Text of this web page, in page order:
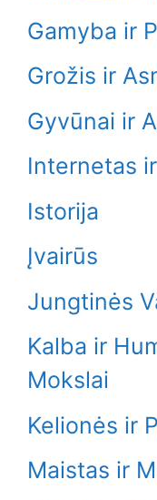
Gamyba ir
Grožis ir
Gyvūnai ir
Internetas
Istorija
Įvairūs
Jungtinės
Kalba ir
Mokslai
Kelionės ir
Maistas ir